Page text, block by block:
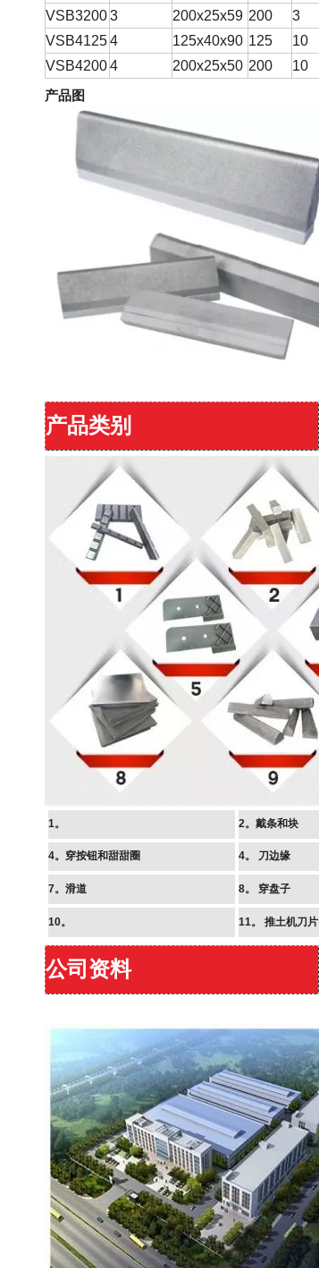
VSB32003 200x25x59 200 3
VSB41254 125x40x90 125 10
VSB42004 200x25x50 200 10
产品图
产品类别
1。 2。戴条和块
4。穿按钮和甜甜圈 4。 刀边缘
7。滑道 8。 穿盘子
10。 11。 推土机刀片
公司资料